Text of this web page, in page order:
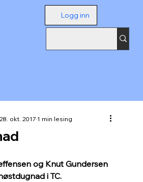
Logg inn
okt. 20171 min lesing
og Knut Gundersen
i TC.